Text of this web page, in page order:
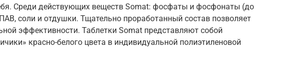
Среди действующих веществ Somat: фосфаты и фосфонаты (до
соли и отдушки. Тщательно проработанный состав позволяет
эффективности. Таблетки Somat представляют собой
красно-белого цвета в индивидуальной полиэтиленовой